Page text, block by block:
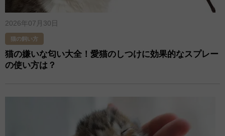
2026年07月30日
猫の飼い方
猫の嫌いな匂い大全！愛猫のしつけに効果的なスプレー
の使い方は？